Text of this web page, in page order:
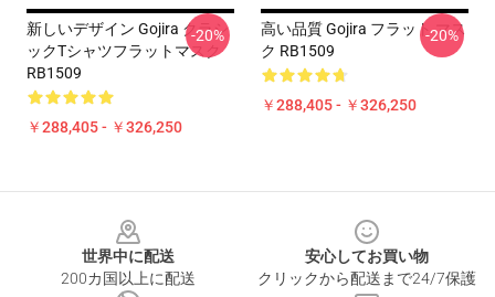
新しいデザイン Gojira クラシ
ックtシャツフラットマスク
RB1509
￥288,405 - ￥326,250
-20%
高い品質 Gojira フラット マス
ク RB1509
￥288,405 - ￥326,250
-20%
世界中に配送
200カ国以上に配送
安心してお買い物
クリックから配送まで24/7保護